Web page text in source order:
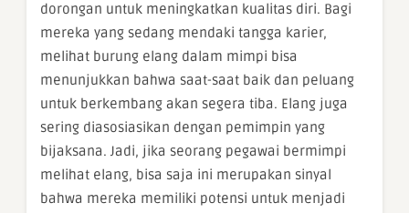
dorongan untuk meningkatkan kualitas diri. Bagi
mereka yang sedang mendaki tangga karier,
melihat burung elang dalam mimpi bisa
menunjukkan bahwa saat-saat baik dan peluang
untuk berkembang akan segera tiba. Elang juga
sering diasosiasikan dengan pemimpin yang
bijaksana. Jadi, jika seorang pegawai bermimpi
melihat elang, bisa saja ini merupakan sinyal
bahwa mereka memiliki potensi untuk menjadi